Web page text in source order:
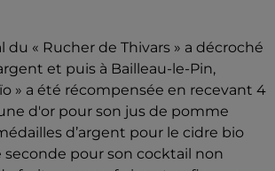
du « Rucher de Thivars » a décroché
et puis à Bailleau-le-Pin,
» a été récompensée en recevant 4
d'or pour son jus de pomme
d’argent pour le cidre bio
pour son cocktail non